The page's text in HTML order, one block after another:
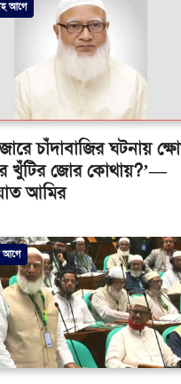
আগে
চাঁদাবাজির ঘটনায়
খুঁটির জোর কোথায়?’—
আমির
আগে